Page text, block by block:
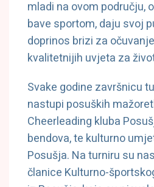
mladi na ovom području,
bave sportom, daju svoj
doprinos brizi za
kvalitetnijih uvjeta za
Svake godine završnicu
nastupi posuških
Cheerleading kluba
bendova, te kulturno
Posušja. Na turniru su
članice Kulturno-